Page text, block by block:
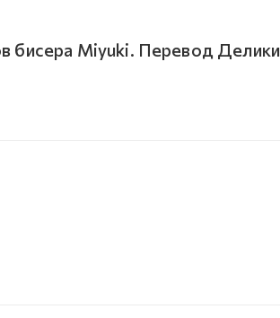
бисера Miyuki. Перевод Делики